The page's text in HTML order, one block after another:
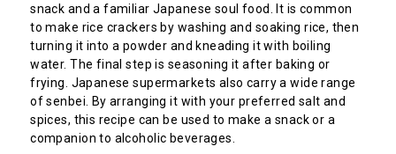
snack and a familiar Japanese soul food. It is common
to make rice crackers by washing and soaking rice, then
turning it into a powder and kneading it with boiling
water. The final step is seasoning it after baking or
frying. Japanese supermarkets also carry a wide range
of senbei. By arranging it with your preferred salt and
spices, this recipe can be used to make a snack or a
companion to alcoholic beverages.